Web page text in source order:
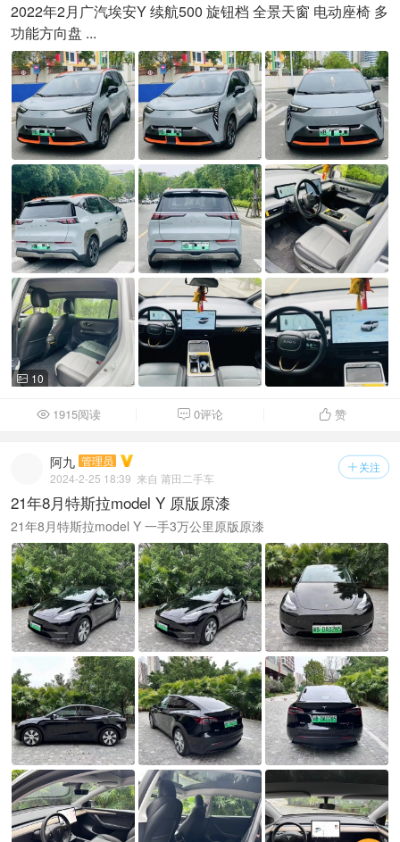
2022年2月广汽埃安Y 续航500 旋钮档 全景天窗 电动座椅 多
功能方向盘 ...
 10
 1915阅读  0评论  赞
 关注
阿九 管理员
2024-2-25 18:39 来自 莆田二手车
21年8月特斯拉model Y 原版原漆
21年8月特斯拉model Y 一手3万公里原版原漆